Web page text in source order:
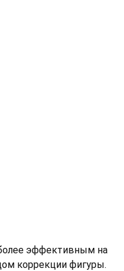
эффективным на
коррекции фигуры.